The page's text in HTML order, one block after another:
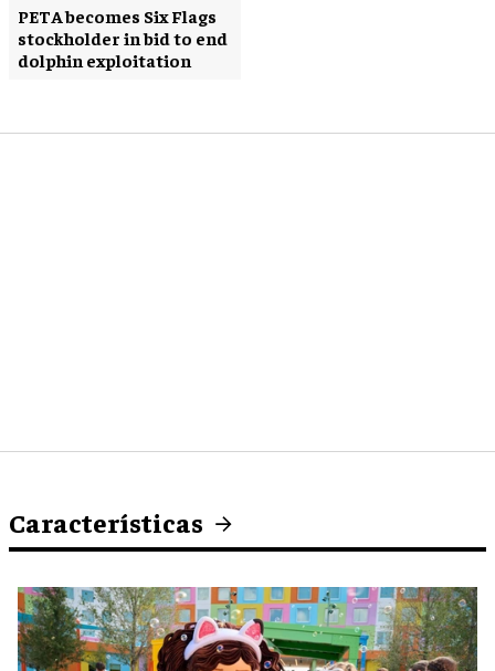
PETA becomes Six Flags
stockholder in bid to end
dolphin exploitation
Características